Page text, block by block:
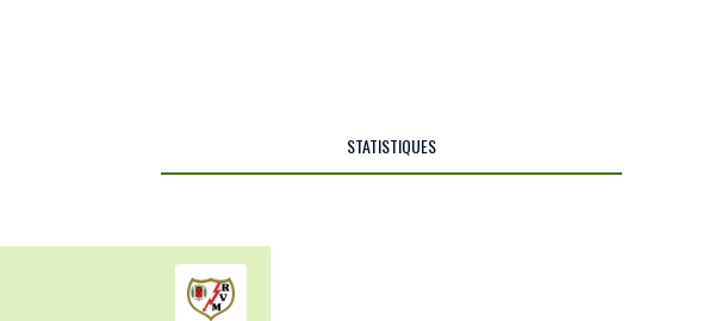
STATISTIQUES